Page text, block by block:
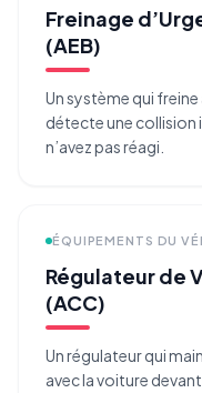
Freinage
(AEB)
Un système qui
détecte une collision
n’avez pas réagi.
ÉQUIPEMENTS DU
Régulateur de
(ACC)
Un régulateur qui
avec la voiture